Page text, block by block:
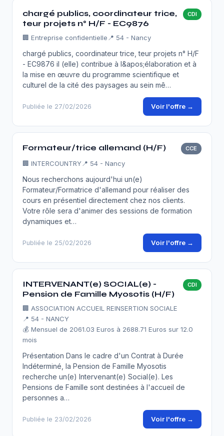
chargé publics, coordinateur trice,
teur projets n° H/F - EC9876
CDI
🏢 Entreprise confidentielle 📍 54 - Nancy
chargé publics, coordinateur trice, teur projets n° H/F
- EC9876 il (elle) contribue à l&apos;élaboration et à
la mise en œuvre du programme scientifique et
culturel de la cité des paysages au sein mê…
Publiée le 27/02/2026 Voir l'offre →
Formateur/trice allemand (H/F) CCE
🏢 INTERCOUNTRY📍 54 - Nancy
Nous recherchons aujourd'hui un(e)
Formateur/Formatrice d'allemand pour réaliser des
cours en présentiel directement chez nos clients.
Votre rôle sera d'animer des sessions de formation
dynamiques et…
Publiée le 25/02/2026 Voir l'offre →
INTERVENANT(e) SOCIAL(e) -
Pension de Famille Myosotis (H/F)
CDI
🏢 ASSOCIATION ACCUEIL REINSERTION SOCIALE
📍 54 - NANCY
💰 Mensuel de 2061.03 Euros à 2688.71 Euros sur 12.0
mois
Présentation Dans le cadre d'un Contrat à Durée
Indéterminé, la Pension de Famille Myosotis
recherche un(e) Intervenant(e) Social(e). Les
Pensions de Famille sont destinées à l'accueil de
personnes a…
Publiée le 23/02/2026 Voir l'offre →